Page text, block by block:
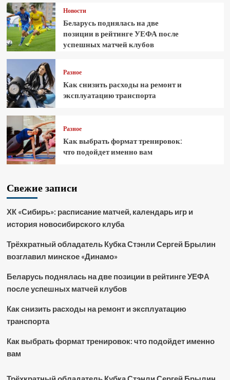
Новости
Беларусь поднялась на две
позиции в рейтинге УЕФА после
успешных матчей клубов
Разное
Как снизить расходы на ремонт и
эксплуатацию транспорта
Разное
Как выбрать формат тренировок:
что подойдет именно вам
Свежие записи
ХК «Сибирь»: расписание матчей, календарь игр и
история новосибирского клуба
Трёхкратный обладатель Кубка Стэнли Сергей Брылин
возглавил минское «Динамо»
Беларусь поднялась на две позиции в рейтинге УЕФА
после успешных матчей клубов
Как снизить расходы на ремонт и эксплуатацию
транспорта
Как выбрать формат тренировок: что подойдет именно
вам